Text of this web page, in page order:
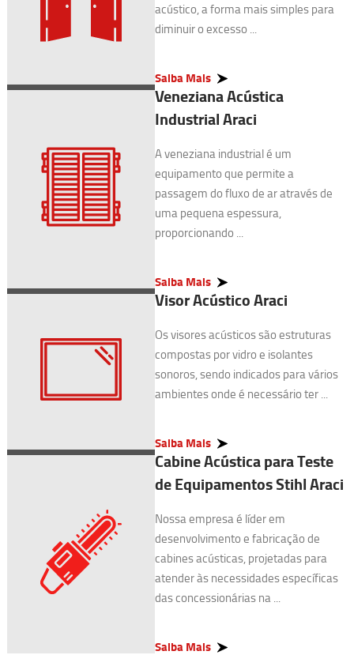
acústico, a forma mais simples para
diminuir o excesso ...
Saiba Mais
Veneziana Acústica
Industrial Araci
A veneziana industrial é um
equipamento que permite a
passagem do fluxo de ar através de
uma pequena espessura,
proporcionando ...
Saiba Mais
Visor Acústico Araci
Os visores acústicos são estruturas
compostas por vidro e isolantes
sonoros, sendo indicados para vários
ambientes onde é necessário ter ...
Saiba Mais
Cabine Acústica para Teste
de Equipamentos Stihl Araci
Nossa empresa é líder em
desenvolvimento e fabricação de
cabines acústicas, projetadas para
atender às necessidades específicas
das concessionárias na ...
Saiba Mais